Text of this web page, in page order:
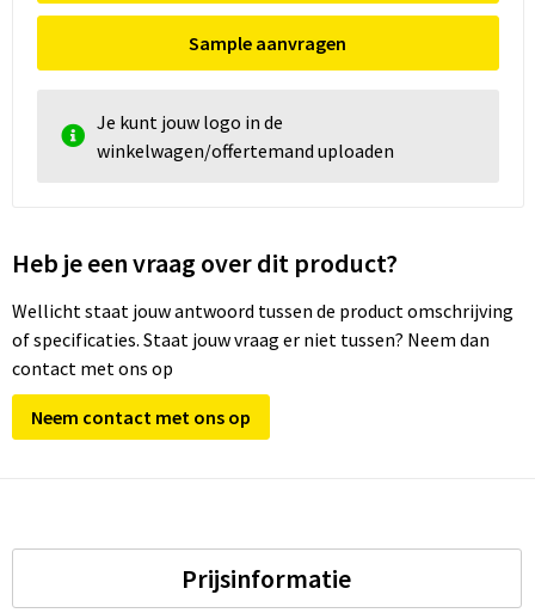
Sample aanvragen
Je kunt jouw logo in de
winkelwagen/offertemand uploaden
Heb je een vraag over dit product?
Wellicht staat jouw antwoord tussen de product omschrijving
of specificaties. Staat jouw vraag er niet tussen? Neem dan
contact met ons op
Neem contact met ons op
Prijsinformatie